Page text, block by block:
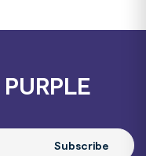
Subscribe